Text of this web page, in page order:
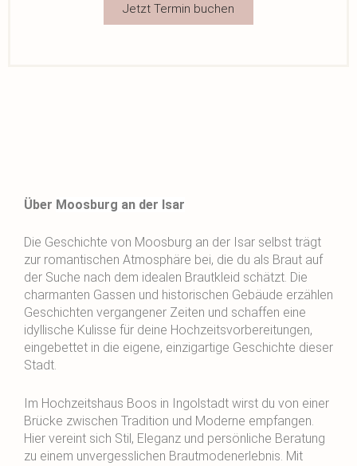
Jetzt Termin buchen
Über Moosburg an der Isar
Die Geschichte von Moosburg an der Isar selbst trägt
zur romantischen Atmosphäre bei, die du als Braut auf
der Suche nach dem idealen Brautkleid schätzt. Die
charmanten Gassen und historischen Gebäude erzählen
Geschichten vergangener Zeiten und schaffen eine
idyllische Kulisse für deine Hochzeitsvorbereitungen,
eingebettet in die eigene, einzigartige Geschichte dieser
Stadt.
Im Hochzeitshaus Boos in Ingolstadt wirst du von einer
Brücke zwischen Tradition und Moderne empfangen.
Hier vereint sich Stil, Eleganz und persönliche Beratung
zu einem unvergesslichen Brautmodenerlebnis. Mit